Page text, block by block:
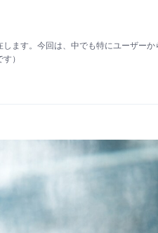
ます。今回は、中でも特にユーザー
）